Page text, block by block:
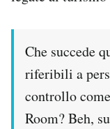
Che succede
riferibili a
controllo
Room? Beh,